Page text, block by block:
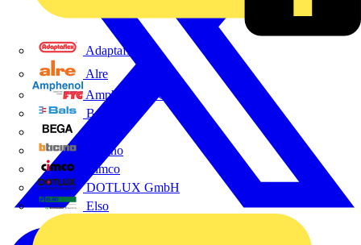
Adaptaflex
Alre
Amphenol FTG
BALS
Bticino
Cimco
DOTLUX GmbH
Elso